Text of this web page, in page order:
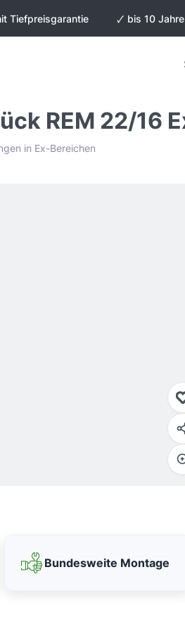
Tiefpreisgarantie 🗸 bis 10
REM 22/16
in Ex-Bereichen
Bundesweite Montage